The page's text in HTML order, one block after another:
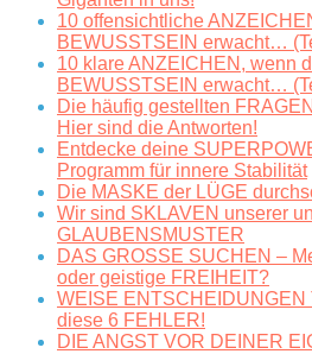
10 offensichtliche
BEWUSSTSEIN erwacht…
10 klare ANZEICHEN, wenn
BEWUSSTSEIN erwacht…
Die häufig gestellten
Hier sind die Antworten!
Entdecke deine
Programm für innere Stabilität
Die MASKE der LÜGE
Wir sind SKLAVEN unserer
GLAUBENSMUSTER
DAS GROSSE SUCHEN –
oder geistige FREIHEIT?
WEISE
diese 6 FEHLER!
DIE ANGST VOR DEINER